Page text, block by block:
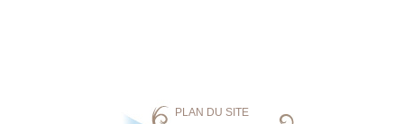
PLAN DU SITE